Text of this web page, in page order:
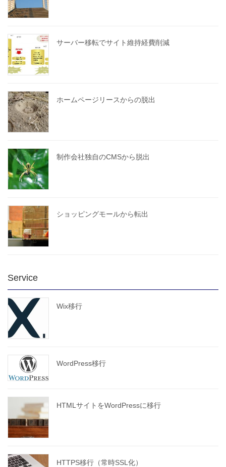
サーバー移転でサイト維持経費削減
ホームページリースからの脱出
制作会社独自のCMSから脱出
ショッピングモールから転出
Service
Wix移行
WordPress移行
HTMLサイトをWordPressに移行
HTTPS移行（常時SSL化）